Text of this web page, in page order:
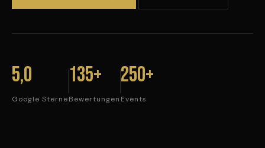
5,0
Google Sterne
135+
Bewertungen
250+
Events